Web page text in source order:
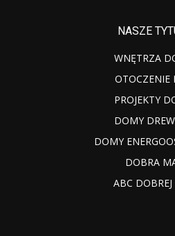
NASZE
WNĘTRZA
OTOCZENIE
PROJEKTY
DOMY
DOMY
DOBRA
ABC